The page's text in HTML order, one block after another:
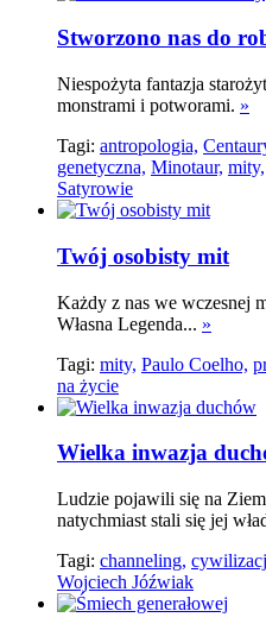
Stworzono nas do
Niespożyta fantazja
monstrami i potworami. »
Tagi: antropologia,
genetyczna, Minotaur, mity,
Satyrowie
Twój osobisty mit
Każdy z nas we wczesnej
Własna Legenda... »
Tagi: mity, Paulo Coelho,
na życie
Wielka inwazja
Ludzie pojawili się na
natychmiast stali się jej
Tagi: channeling,
Wojciech Jóźwiak